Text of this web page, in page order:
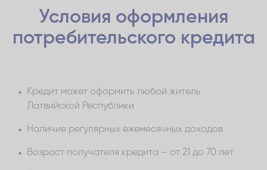
после оформления кредитного договора.
Если счет в другом банке, запрошенную сумму
получишь на свой счет в течение 3 рабочих
дней после оформления кредитного договора.
срока действия договора.
Условия оформления
потребительского кредита
Кредит может оформить любой житель
Латвийской Республики
Наличие регулярных ежемесячных доходов
Возраст получателя кредита – от 21 до 70 лет